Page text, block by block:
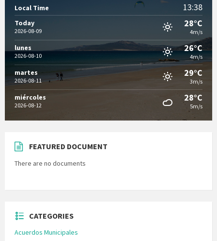
Local Time 13:38
Today
2026-08-09
28°C
4m/s
lunes
2026-08-10
26°C
4m/s
martes
2026-08-11
29°C
3m/s
miércoles
2026-08-12
28°C
5m/s
FEATURED DOCUMENT
There are no documents
CATEGORIES
Acuerdos Municipales